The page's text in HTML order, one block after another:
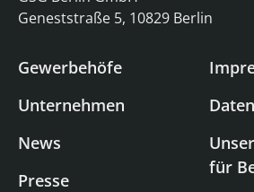
Geneststraße 5, 10829 Berlin
Gewerbehöfe
Unternehmen
News
Presse
für